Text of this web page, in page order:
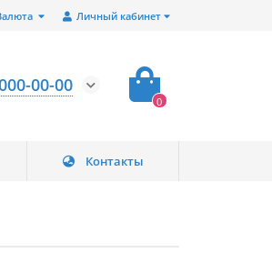
Личный кабинет
00-00
0
Контакты